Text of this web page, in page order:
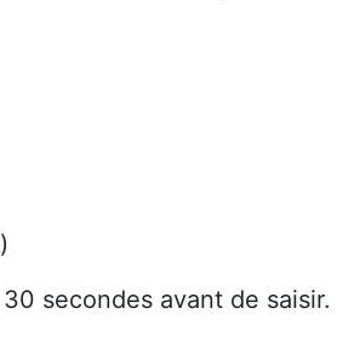
secondes avant de saisir.